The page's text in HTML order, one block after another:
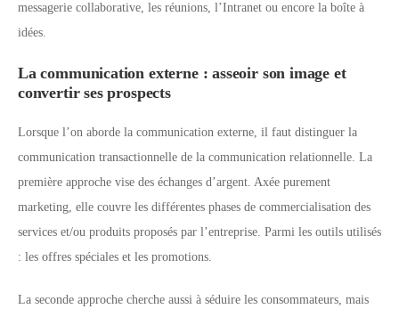
messagerie collaborative, les réunions, l’Intranet ou encore la boîte à
idées.
La communication externe : asseoir son image et
convertir ses prospects
Lorsque l’on aborde la communication externe, il faut distinguer la
communication transactionnelle de la communication relationnelle. La
première approche vise des échanges d’argent. Axée purement
marketing, elle couvre les différentes phases de commercialisation des
services et/ou produits proposés par l’entreprise. Parmi les outils utilisés
: les offres spéciales et les promotions.
La seconde approche cherche aussi à séduire les consommateurs, mais